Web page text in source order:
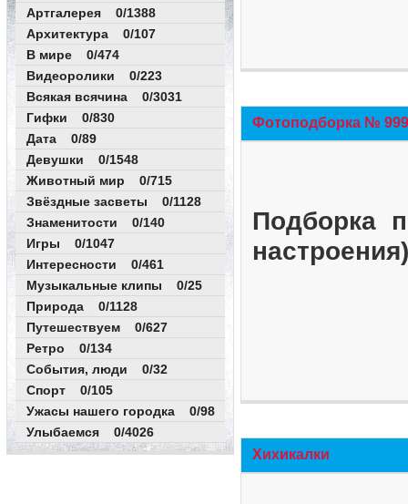
Артгалерея 0/1388
Архитектура 0/107
В мире 0/474
Видеоролики 0/223
Всякая всячина 0/3031
Гифки 0/830
Дата 0/89
Девушки 0/1548
Животный мир 0/715
Звёздные засветы 0/1128
Знаменитости 0/140
Игры 0/1047
Интересности 0/461
Музыкальные клипы 0/25
Природа 0/1128
Путешествуем 0/627
Ретро 0/134
События, люди 0/32
Спорт 0/105
Ужасы нашего городка 0/98
Улыбаемся 0/4026
Фотоподборка №
Подборка
Хихикалки